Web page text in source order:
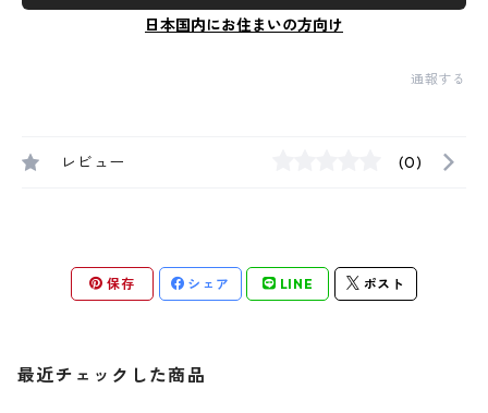
日本国内にお住まいの方向け
通報する
レビュー (0)
保存 シェア LINE ポスト
最近チェックした商品